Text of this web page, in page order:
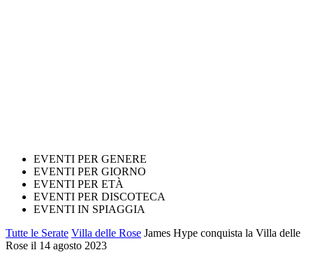
EVENTI PER GENERE
EVENTI PER GIORNO
EVENTI PER ETÀ
EVENTI PER DISCOTECA
EVENTI IN SPIAGGIA
Tutte le Serate Villa delle Rose James Hype conquista la Villa delle
Rose il 14 agosto 2023